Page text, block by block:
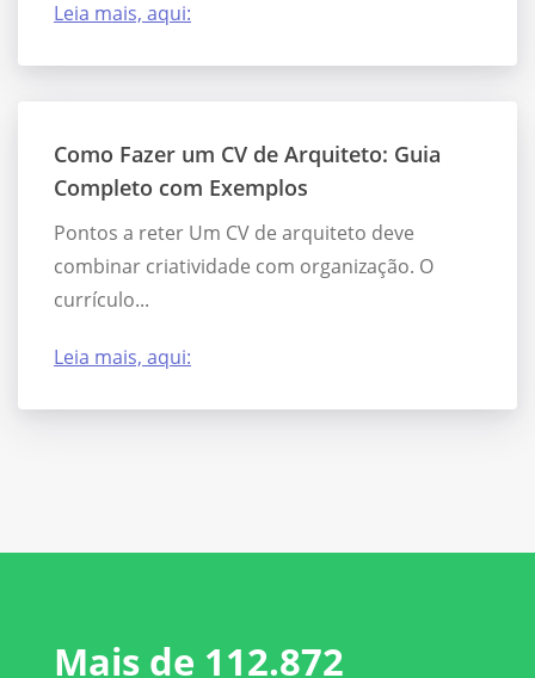
Leia mais, aqui:
Como Fazer um CV de Arquiteto: Guia
Completo com Exemplos
Pontos a reter Um CV de arquiteto deve
combinar criatividade com organização. O
currículo...
Leia mais, aqui:
Mais de 112.872